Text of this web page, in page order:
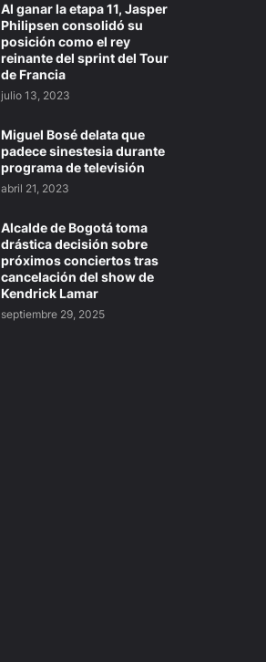
Al ganar la etapa 11, Jasper
Philipsen consolidó su
posición como el rey
reinante del sprint del Tour
de Francia
julio 13, 2023
Miguel Bosé delata que
padece sinestesia durante
programa de televisión
abril 21, 2023
Alcalde de Bogotá toma
drástica decisión sobre
próximos conciertos tras
cancelación del show de
Kendrick Lamar
septiembre 29, 2025